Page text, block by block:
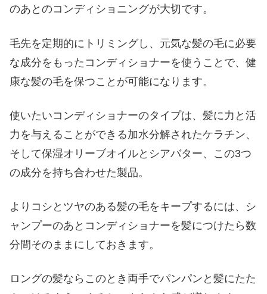
のあとのコンディショニングが大切です。
毛先を定期的にトリミングし、元気な髪の毛に必要
な成分をもったコンディショナーを使うことで、健
康な髪の毛を保つことが可能になります。
使いたいコンディショナーのタイプは、髪に力と活
力を与えることができる加水分解されたケラチン、
そして保湿オリーブオイルとシアバター、この3つ
の成分を持ち合わせた製品。
よりコシとツヤのある髪の毛をキープするには、シ
ャンプーのあとコンディショナーを髪につけたら数
分間そのままにしておきます。
ロングの髪ならこのとき両手でパンパンと髪にたた